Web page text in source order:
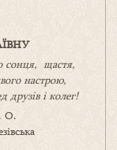
сонця, щастя,
настрою,
друзів і колег!
О.